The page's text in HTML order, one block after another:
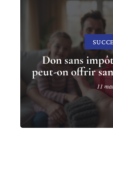
Don sans
peut-on offrir
11